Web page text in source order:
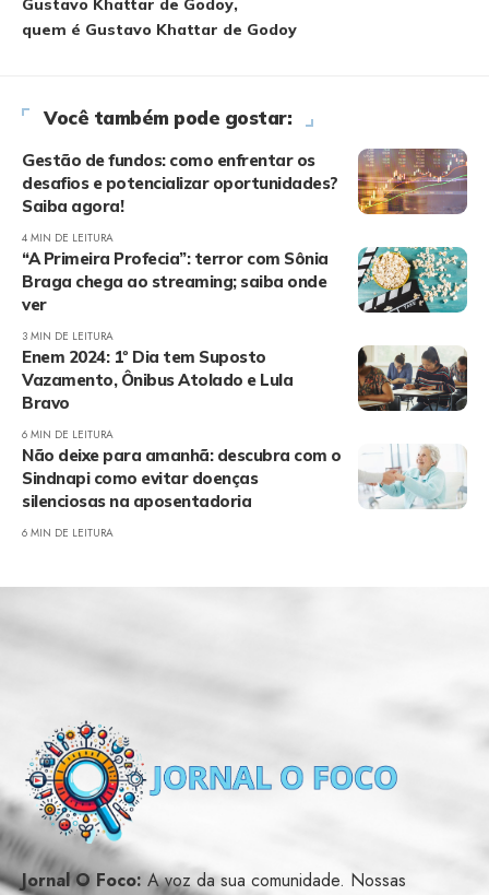
Gustavo Khattar de Godoy
quem é Gustavo Khattar de Godoy
Você também pode gostar:
Gestão de fundos: como enfrentar os
desafios e potencializar oportunidades?
Saiba agora!
4 MIN DE LEITURA
“A Primeira Profecia”: terror com Sônia
Braga chega ao streaming; saiba onde
ver
3 MIN DE LEITURA
Enem 2024: 1º Dia tem Suposto
Vazamento, Ônibus Atolado e Lula
Bravo
6 MIN DE LEITURA
Não deixe para amanhã: descubra com o
Sindnapi como evitar doenças
silenciosas na aposentadoria
6 MIN DE LEITURA
Jornal O Foco: A voz da sua comunidade. Nossas